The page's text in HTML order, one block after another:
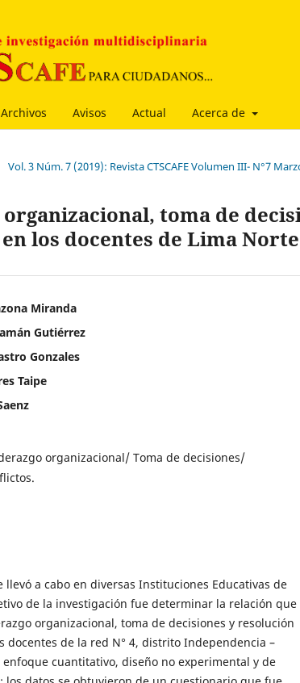
Archivos Avisos Actual Acerca de
Vol. 3 Núm. 7 (2019): Revista CTSCAFE Volumen III- N°7
toma de
los docentes de Lima
Miranda
Gutiérrez
Gonzales
Taipe
organizacional/ Toma de decisiones/
llevó a cabo en diversas Instituciones Educativas de
de la investigación fue determinar la relación que
organizacional, toma de decisiones y resolución
docentes de la red N° 4, distrito Independencia –
enfoque cuantitativo, diseño no experimental y de